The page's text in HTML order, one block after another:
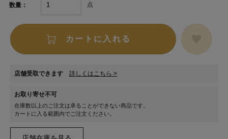
数量： 点
カートに入れる
店舗受取できます 詳しくはこちら >
お取り寄せ不可
在庫数以上のご注文は承ることができない商品です。
カートに入る範囲内でご注文ください。